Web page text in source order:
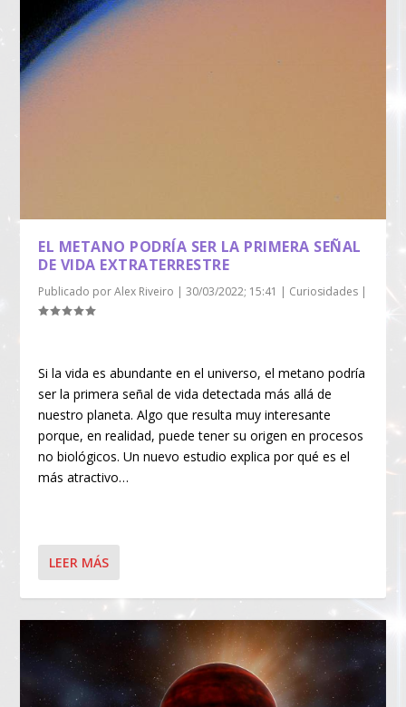
EL METANO PODRÍA SER LA PRIMERA SEÑAL
DE VIDA EXTRATERRESTRE
Publicado porAlex Riveiro |30/03/2022; 15:41 | Curiosidades |
Si la vida es abundante en el universo, el metano podría
ser la primera señal de vida detectada más allá de
nuestro planeta. Algo que resulta muy interesante
porque, en realidad, puede tener su origen en procesos
no biológicos. Un nuevo estudio explica por qué es el
más atractivo…
LEER MÁS